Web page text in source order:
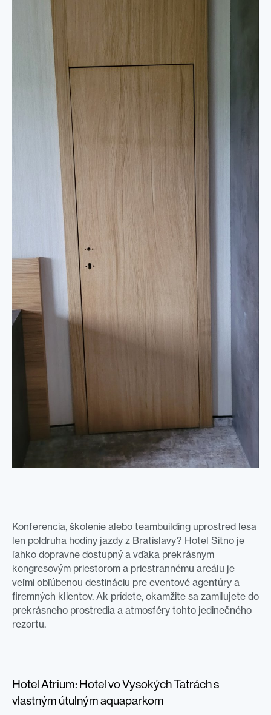
Konferencia, školenie alebo teambuilding uprostred lesa
len poldruha hodiny jazdy z Bratislavy? Hotel Sitno je
ľahko dopravne dostupný a vďaka prekrásnym
kongresovým priestorom a priestrannému areálu je
veľmi obľúbenou destináciu pre eventové agentúry a
firemných klientov. Ak prídete, okamžite sa zamilujete do
prekrásneho prostredia a atmosféry tohto jedinečného
rezortu.
Hotel Atrium: Hotel vo Vysokých Tatrách s
vlastným útulným aquaparkom